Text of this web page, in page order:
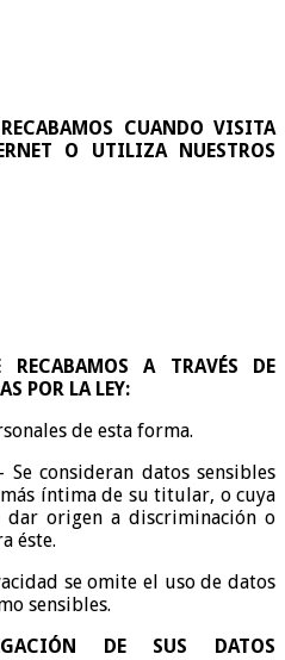
CUANDO VISITA
O UTILIZA NUESTROS
RECABAMOS A TRAVÉS DE
POR LA LEY:
de esta forma.
Se consideran datos sensibles
íntima de su titular, o cuya
origen a discriminación o
éste.
se omite el uso de datos
sensibles.
DE SUS DATOS